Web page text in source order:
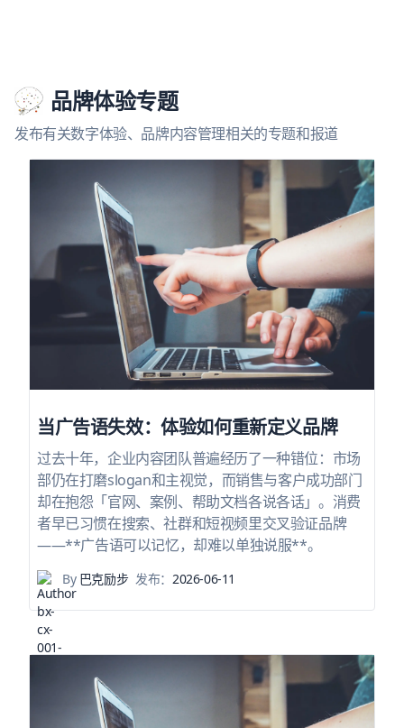
品牌体验专题
发布有关数字体验、品牌内容管理相关的专题和报道
当广告语失效：体验如何重新定义品牌
过去十年，企业内容团队普遍经历了一种错位：市场
部仍在打磨slogan和主视觉，而销售与客户成功部门
却在抱怨「官网、案例、帮助文档各说各话」。消费
者早已习惯在搜索、社群和短视频里交叉验证品牌
——**广告语可以记忆，却难以单独说服**。
By巴克励步 发布： 2026-06-11